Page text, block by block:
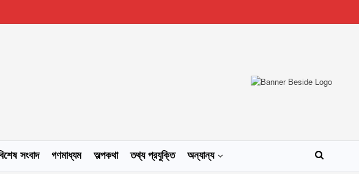
সংবাদ গণমাধ্যম অল্পকথা তথ্য প্রযুক্তি অন্যান্য